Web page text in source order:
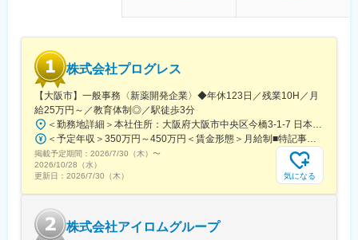
・医師との打ち合わせ
■基礎研修が充実：
入社後1か月は研修期間となります。ビジネスマナーやPCスキル
研修が入社後研修としてあり、PC慣れしていない方も安心してご
入社いただけます。
■配属後も丁寧なフォロー：
現場配属後は、OJTで独り立ちまでサポートその後も定期的なフ
ォローアップ研修や、専門性を高める継続研修、階層別研修など
様々な研修をご用意しています。
・スーパーフレックスタイム制を導入しており、社員自身が業務
のスケジュールに合わせて始業、就業時間を決めることができま
株式会社プログレス
【大阪市】一般事務〈新薬開発企業〉◆年休123日／残業10H／月
給25万円～／教育体制◎／駅徒歩3分
＜勤務地詳細＞本社住所：大阪府大阪市中央区今橋3-1-7 日本生命今橋ビル受動喫煙対策：屋内全面禁煙変更の範囲：無
＜予定年収＞350万円～450万円＜賃金形態＞月給制■特記事項なし＜賃金内訳＞月額（基本給）：232,000円～260,000円固定残業手当/月：18,000円～20,000円（固定残業時間10時間0分/月）超過した時間外労働の残業手当は追加支給＜月給＞250,000円～280,000円（一律手当を含む）＜昇給有無＞有＜残業手当＞有＜給与補足＞■賞与（年4回）：初年度0.7か月分、2年目以降1.4か月（変動有）■昇給（年1回以上）＊通勤手当（全額）＊住宅手当＊習い事支援手当 （社員が契約した習い事を上限7,000円として80％を支給）＊医療費補助手当 （社員とその両親の保険診療の医療費の自己負担額の50％を支給）賃金はあくまでも目安の金額であり、選考を通じて上下する可能性があります。月給(月額)は固定手当を含めた表記です。
掲載予定期間： 2026/7/30（木） 〜
2026/10/28（水）
更新日： 2026/7/30（木） 気になる
株式会社アイロムグループ